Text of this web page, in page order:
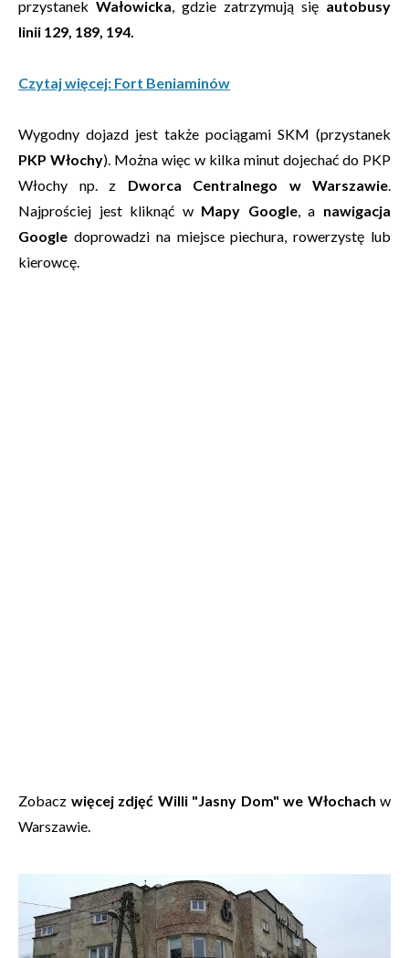
przystanek Wałowicka, gdzie zatrzymują się autobusy
linii 129, 189, 194.
Czytaj więcej: Fort Beniaminów
Wygodny dojazd jest także pociągami SKM (przystanek
PKP Włochy). Można więc w kilka minut dojechać do PKP
Włochy np. z Dworca Centralnego w Warszawie.
Najprościej jest kliknąć w Mapy Google, a nawigacja
Google doprowadzi na miejsce piechura, rowerzystę lub
kierowcę.
Zobacz więcej zdjęć Willi "Jasny Dom" we Włochach w
Warszawie.